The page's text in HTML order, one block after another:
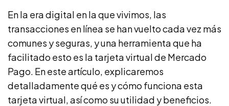
En la era digital en la que vivimos, las
transacciones en línea se han vuelto cada vez más
comunes y seguras, y una herramienta que ha
facilitado esto es la tarjeta virtual de Mercado
Pago. En este artículo, explicaremos
detalladamente qué es y cómo funciona esta
tarjeta virtual, así como su utilidad y beneficios.